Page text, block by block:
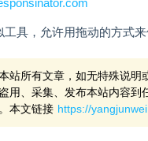
工具，允许用拖动的方式
站所有文章，如无特殊说明
用、采集、发布本站内容到
本文链接 https://